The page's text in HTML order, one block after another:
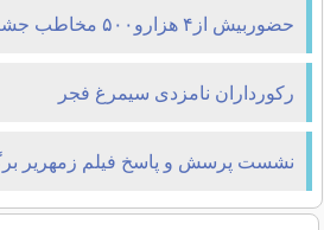
حضوربیش از۴ هزارو۵۰۰ مخاطب جشنواره فجر
ركورداران نامزدی سیمرغ فجر
نشست پرسش و پاسخ فیلم زمهریر